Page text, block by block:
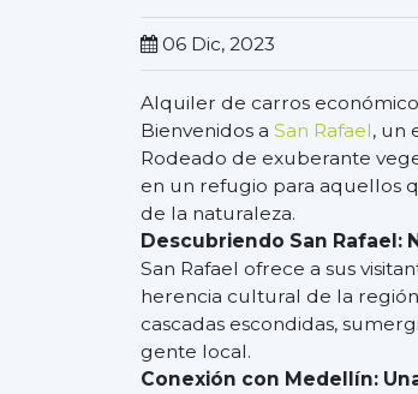
06 Dic, 2023
Alquiler de carros
Bienvenidos a San Rafael, un
Rodeado de exuberante
en un refugio para aquellos
de la naturaleza.
Descubriendo San Rafael:
San Rafael ofrece a sus
herencia cultural de la
cascadas escondidas,
gente local.
Conexión con Medellín: